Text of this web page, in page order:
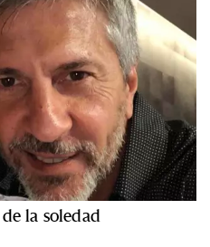
la soledad